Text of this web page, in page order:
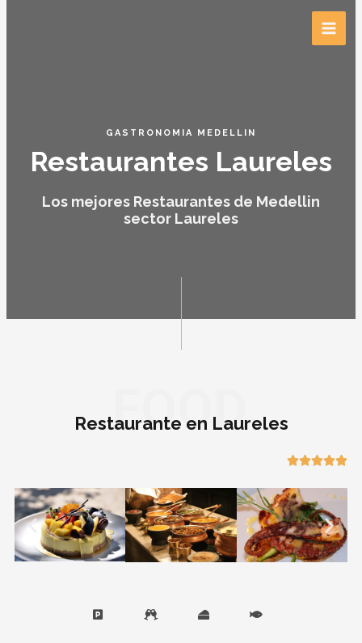
GASTRONOMIA MEDELLIN
Restaurantes Laureles
Los mejores Restaurantes de Medellin
sector Laureles
FOOD
Restaurante en Laureles
